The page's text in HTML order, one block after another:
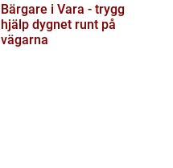
Bärgare i Vara - trygg
hjälp dygnet runt på
vägarna